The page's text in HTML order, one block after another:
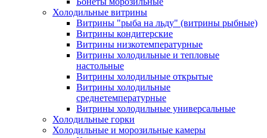
Холодильные витрины
Витрины "рыба на льду" (витрины рыбные)
Витрины кондитерские
Витрины низкотемпературные
Витрины холодильные и тепловые
настольные
Витрины холодильные открытые
Витрины холодильные
среднетемпературные
Витрины холодильные универсальные
Холодильные горки
Холодильные и морозильные камеры